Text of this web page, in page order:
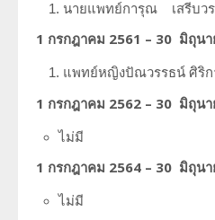
ประวัตินักรังสีเทคนิค
ประวัติพยาบาลกับงานทางรังสีวิทยา
นายแพทย์การุณ เสรีบว
1 กรกฎาคม 2561 – 30 มิถุน
แพทย์หญิงปัณวรรธน์ ศิริ
1 กรกฎาคม 2562 – 30 มิถุน
ไม่มี
1 กรกฎาคม 2564 – 30 มิถุน
ไม่มี